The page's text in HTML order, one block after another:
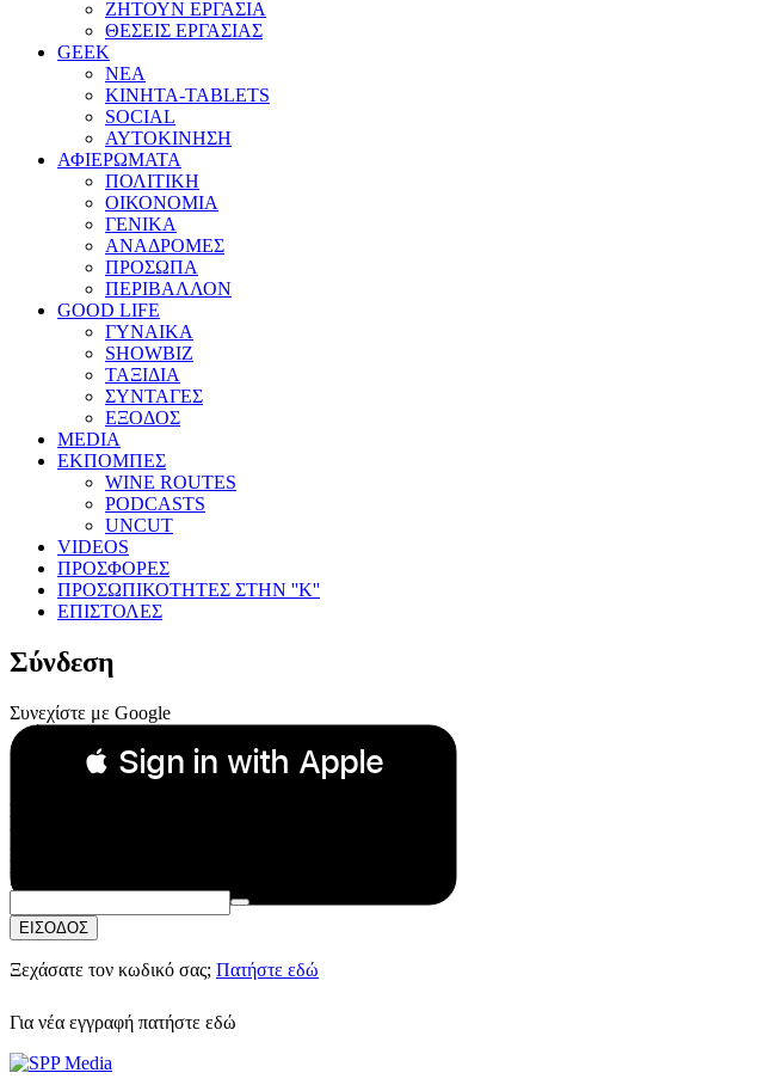
ΖΗΤΟΥΝ ΕΡΓΑΣΙΑ
ΘΕΣΕΙΣ ΕΡΓΑΣΙΑΣ
GEEK
ΝΕΑ
ΚΙΝΗΤΑ-TABLETS
SOCIAL
ΑΥΤΟΚΙΝΗΣΗ
ΑΦΙΕΡΩΜΑΤΑ
ΠΟΛΙΤΙΚΗ
ΟΙΚΟΝΟΜΙΑ
ΓΕΝΙΚΑ
ΑΝΑΔΡΟΜΕΣ
ΠΡΟΣΩΠΑ
ΠΕΡΙΒΑΛΛΟΝ
GOOD LIFE
ΓΥΝΑΙΚΑ
SHOWBIZ
ΤΑΞΙΔΙΑ
ΣΥΝΤΑΓΕΣ
ΕΞΟΔΟΣ
MEDIA
ΕΚΠΟΜΠΕΣ
WINE ROUTES
PODCASTS
UNCUT
VIDEOS
ΠΡΟΣΦΟΡΕΣ
ΠΡΟΣΩΠΙΚΟΤΗΤΕΣ ΣΤΗΝ ''Κ''
ΕΠΙΣΤΟΛΕΣ
Σύνδεση
Συνεχίστε με Google
 Sign in with Apple
Συνεχίστε με Apple
ή
Email:
Κωδικός Πρόσβασης:
ΕΙΣΟΔΟΣ
Ξεχάσατε τον κωδικό σας; Πατήστε εδώ
Για νέα εγγραφή πατήστε εδώ